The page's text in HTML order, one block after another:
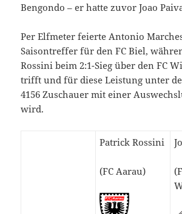
Bengondo – er hatte zuvor Joao
Per Elfmeter feierte Antonio
Saisontreffer für den FC Biel,
Rossini beim 2:1-Sieg über den FC
trifft und für diese Leistung unter
4156 Zuschauer mit einer
wird.
Patrick Rossini
(FC Aarau)